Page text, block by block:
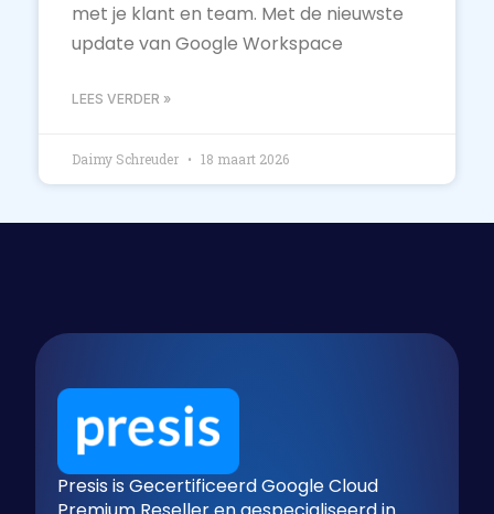
met je klant en team. Met de nieuwste
update van Google Workspace
LEES VERDER »
Daimy Schreuder 18 maart 2026
Presis is Gecertificeerd Google Cloud